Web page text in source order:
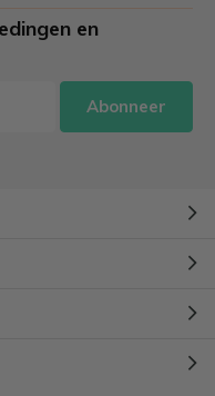
en
Abonneer